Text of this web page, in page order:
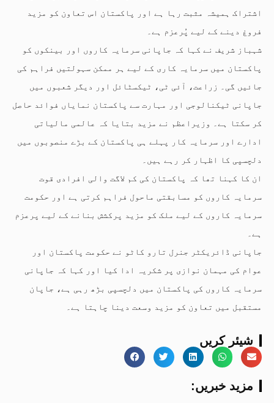
اشتراک ہمیشہ مثبت رہا ہے اور پاکستان اس تعاون کو مزید
فروغ دینے کے لیے پُرعزم ہے۔
شہباز شریف نے کہا کہ جاپانی سرمایہ کاروں اور بینکوں کو
پاکستان میں سرمایہ کاری کے لیے ہر ممکن سہولتیں فراہم کی
جائیں گی۔ زراعت، آئی ٹی، ٹیکسٹائل اور دیگر شعبوں میں
جاپانی ٹیکنالوجی اور مہارت سے پاکستان نمایاں فوائد حاصل
کر سکتا ہے۔ وزیراعظم نے مزید بتایا کہ عالمی مالیاتی
ادارے اور سرمایہ کار پہلے ہی پاکستان کے بڑے منصوبوں میں
دلچسپی کا اظہار کر رہے ہیں۔
ان کا کہنا تھا کہ پاکستان کی کم لاگت والی افرادی قوت
سرمایہ کاروں کو مسابقتی ماحول فراہم کرتی ہے اور حکومت
سرمایہ کاروں کے لیے ملک کو مزید پرکشش بنانے کے لیے پرعزم
ہے۔
جاپانی ڈائریکٹر جنرل تارو کاٹو نے حکومت پاکستان اور
عوام کی مہمان نوازی پر شکریہ ادا کیا اور کہا کہ جاپانی
سرمایہ کاروں کی پاکستان میں دلچسپی بڑھ رہی ہے، جاپان
مستقبل میں تعاون کو مزید وسعت دینا چاہتا ہے۔
شیئر کریں
:مزید خبریں